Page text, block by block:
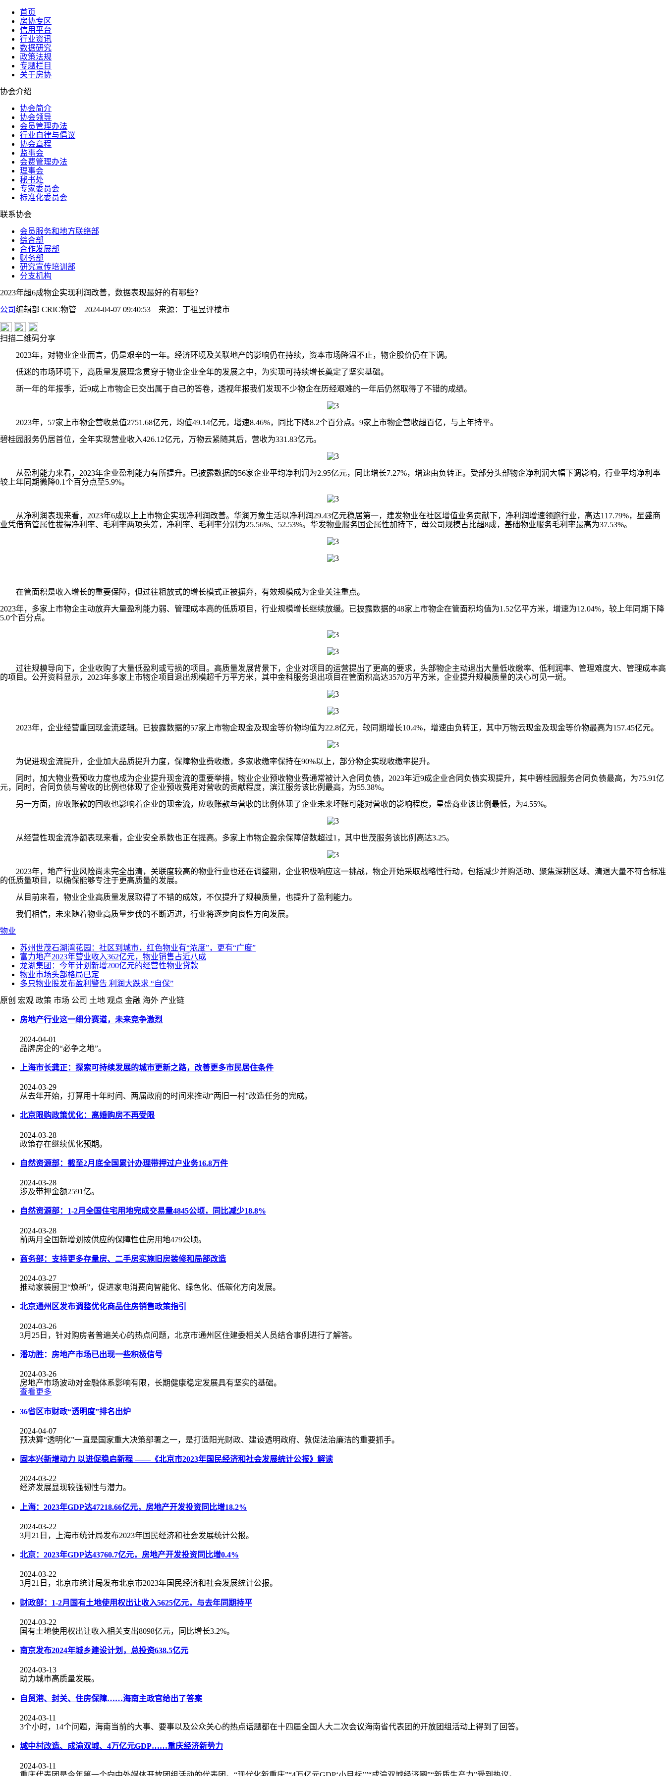
首页
房协专区
信用平台
行业资讯
数据研究
政策法规
专题栏目
关于房协
协会介绍
协会简介
协会领导
会员管理办法
行业自律与倡议
协会章程
监事会
会费管理办法
理事会
秘书处
专家委员会
标准化委员会
联系协会
会员服务和地方联络部
综合部
合作发展部
财务部
研究宣传培训部
分支机构
2023年超6成物企实现利润改善，数据表现最好的有哪些？
公司编辑部 CRIC物管 2024-04-07 09:40:53 来源： 丁祖昱评楼市
扫描二维码分享
2023年，对物业企业而言，仍是艰辛的一年。经济环境及关联地产的影响仍在持续，资本市场降温不止，物企股价仍在下调。
低迷的市场环境下，高质量发展理念贯穿于物业企业全年的发展之中，为实现可持续增长奠定了坚实基础。
新一年的年报季，近9成上市物企已交出属于自己的答卷，透视年报我们发现不少物企在历经艰难的一年后仍然取得了不错的成绩。
2023年，57家上市物企营收总值2751.68亿元，均值49.14亿元，增速8.46%，同比下降8.2个百分点。9家上市物企营收超百亿，与上年持平。
碧桂园服务仍居首位，全年实现营业收入426.12亿元，万物云紧随其后，营收为331.83亿元。
从盈利能力来看，2023年企业盈利能力有所提升。已披露数据的56家企业平均净利润为2.95亿元，同比增长7.27%，增速由负转正。受部分头部物企净利润大幅下调影响，行业平均净利率
较上年同期微降0.1个百分点至5.9%。
从净利润表现来看，2023年6成以上上市物企实现净利润改善。华润万象生活以净利润29.43亿元稳居第一，建发物业在社区增值业务贡献下，净利润增速领跑行业，高达117.79%，星盛商
业凭借商管属性拔得净利率、毛利率两项头筹，净利率、毛利率分别为25.56%、52.53%。华发物业服务国企属性加持下，母公司规模占比超8成，基础物业服务毛利率最高为37.53%。
在管面积是收入增长的重要保障，但过往粗放式的增长模式正被摒弃，有效规模成为企业关注重点。
2023年，多家上市物企主动放弃大量盈利能力弱、管理成本高的低质项目，行业规模增长继续放缓。已披露数据的48家上市物企在管面积均值为1.52亿平方米，增速为12.04%，较上年同期下降
5.0个百分点。
过往规模导向下，企业收购了大量低盈利或亏损的项目。高质量发展背景下，企业对项目的运营提出了更高的要求，头部物企主动退出大量低收缴率、低利润率、管理难度大、管理成本高
的项目。公开资料显示，2023年多家上市物企项目退出规模超千万平方米，其中金科服务退出项目在管面积高达3570万平方米，企业提升规模质量的决心可见一斑。
2023年，企业经营重回现金流逻辑。已披露数据的57家上市物企现金及现金等价物均值为22.8亿元，较同期增长10.4%，增速由负转正，其中万物云现金及现金等价物最高为157.45亿元。
为促进现金流提升，企业加大品质提升力度，保障物业费收缴，多家收缴率保持在90%以上，部分物企实现收缴率提升。
同时，加大物业费预收力度也成为企业提升现金流的重要举措，物业企业预收物业费通常被计入合同负债，2023年近9成企业合同负债实现提升，其中碧桂园服务合同负债最高，为75.91亿
元，同时，合同负债与营收的比例也体现了企业预收费用对营收的贡献程度，滨江服务该比例最高，为55.38%。
另一方面，应收账款的回收也影响着企业的现金流，应收账款与营收的比例体现了企业未来坏账可能对营收的影响程度，星盛商业该比例最低，为4.55%。
从经营性现金流净额表现来看，企业安全系数也正在提高。多家上市物企盈余保障倍数超过1，其中世茂服务该比例高达3.25。
2023年，地产行业风险尚未完全出清，关联度较高的物业行业也还在调整期，企业积极响应这一挑战，物企开始采取战略性行动，包括减少并购活动、聚焦深耕区域、清退大量不符合标准
的低质量项目，以确保能够专注于更高质量的发展。
从目前来看，物业企业高质量发展取得了不错的成效，不仅提升了规模质量，也提升了盈利能力。
我们相信，未来随着物业高质量步伐的不断迈进，行业将逐步向良性方向发展。
物业
苏州世茂石湖湾花园：社区到城市，红色物业有“浓度”，更有“广度”
富力地产2023年营业收入362亿元，物业销售占近八成
龙湖集团：今年计划新增200亿元的经营性物业贷款
物业市场头部格局已定
多只物业股发布盈利警告 利润大跌求 “自保”
原创 宏观 政策 市场 公司 土地 观点 金融 海外 产业链
房地产行业这一细分赛道，未来竞争激烈
2024-04-01
品牌房企的“必争之地”。
上海市长龚正：探索可持续发展的城市更新之路，改善更多市民居住条件
2024-03-29
从去年开始，打算用十年时间、两届政府的时间来推动“两旧一村”改造任务的完成。
北京限购政策优化：离婚购房不再受限
2024-03-28
政策存在继续优化预期。
自然资源部：截至2月底全国累计办理带押过户业务16.8万件
2024-03-28
涉及带押金额2591亿。
自然资源部：1-2月全国住宅用地完成交易量4845公顷，同比减少18.8%
2024-03-28
前两月全国新增划拨供应的保障性住房用地479公顷。
商务部：支持更多存量房、二手房实施旧房装修和局部改造
2024-03-27
推动家装厨卫“焕新”，促进家电消费向智能化、绿色化、低碳化方向发展。
北京通州区发布调整优化商品住房销售政策指引
2024-03-26
3月25日，针对购房者普遍关心的热点问题，北京市通州区住建委相关人员结合事例进行了解答。
潘功胜：房地产市场已出现一些积极信号
2024-03-26
房地产市场波动对金融体系影响有限，长期健康稳定发展具有坚实的基础。
查看更多
36省区市财政“透明度”排名出炉
2024-04-07
预决算“透明化”一直是国家重大决策部署之一，是打造阳光财政、建设透明政府、敦促法治廉洁的重要抓手。
固本兴新增动力 以进促稳启新程 ——《北京市2023年国民经济和社会发展统计公报》解读
2024-03-22
经济发展显现较强韧性与潜力。
上海：2023年GDP达47218.66亿元，房地产开发投资同比增18.2%
2024-03-22
3月21日，上海市统计局发布2023年国民经济和社会发展统计公报。
北京：2023年GDP达43760.7亿元，房地产开发投资同比增0.4%
2024-03-22
3月21日，北京市统计局发布北京市2023年国民经济和社会发展统计公报。
财政部：1-2月国有土地使用权出让收入5625亿元，与去年同期持平
2024-03-22
国有土地使用权出让收入相关支出8098亿元，同比增长3.2%。
南京发布2024年城乡建设计划，总投资638.5亿元
2024-03-13
助力城市高质量发展。
自贸港、封关、住房保障……海南主政官给出了答案
2024-03-11
3个小时，14个问题，海南当前的大事、要事以及公众关心的热点话题都在十四届全国人大二次会议海南省代表团的开放团组活动上得到了回答。
城中村改造、成渝双城、4万亿元GDP……重庆经济新势力
2024-03-11